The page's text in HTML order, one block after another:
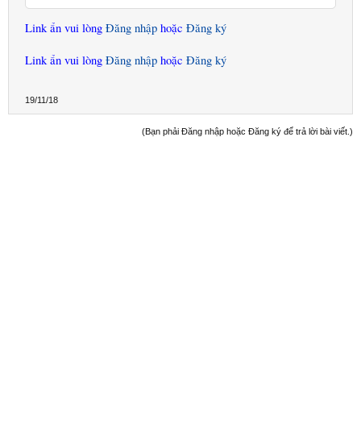
Link ẩn vui lòng Đăng nhập hoặc Đăng ký
Link ẩn vui lòng Đăng nhập hoặc Đăng ký
19/11/18
(Bạn phải Đăng nhập hoặc Đăng ký để trả lời bài viết.)